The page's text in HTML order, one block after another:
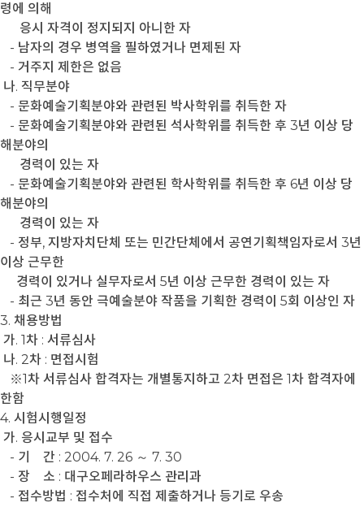
령에 의해
응시 자격이 정지되지 아니한 자
- 남자의 경우 병역을 필하였거나 면제된 자
- 거주지 제한은 없음
나. 직무분야
- 문화예술기획분야와 관련된 박사학위를 취득한 자
- 문화예술기획분야와 관련된 석사학위를 취득한 후 3년 이상 당
해분야의
경력이 있는 자
- 문화예술기획분야와 관련된 학사학위를 취득한 후 6년 이상 당
해분야의
경력이 있는 자
- 정부, 지방자치단체 또는 민간단체에서 공연기획책임자로서 3년
이상 근무한
경력이 있거나 실무자로서 5년 이상 근무한 경력이 있는 자
- 최근 3년 동안 극예술분야 작품을 기획한 경력이 5회 이상인 자
3. 채용방법
가. 1차 : 서류심사
나. 2차 : 면접시험
※1차 서류심사 합격자는 개별통지하고 2차 면접은 1차 합격자에
한함
4. 시험시행일정
가. 응시교부 및 접수
- 기 간 : 2004. 7. 26 ～ 7. 30
- 장 소 : 대구오페라하우스 관리과
- 접수방법 : 접수처에 직접 제출하거나 등기로 우송